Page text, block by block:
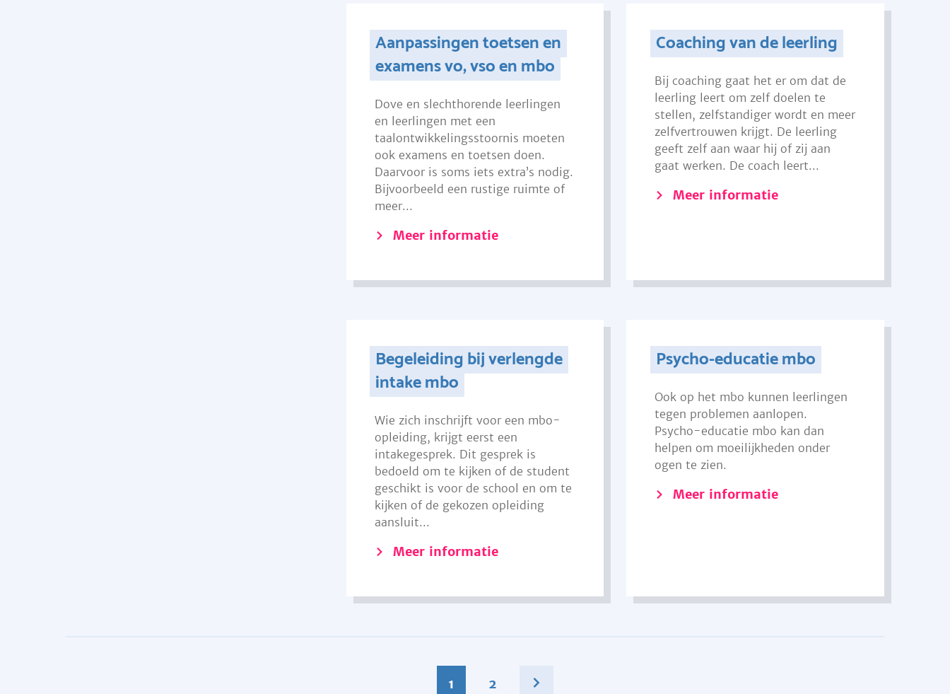
Aanpassingen toetsen en
examens vo, vso en mbo
Dove en slechthorende leerlingen
en leerlingen met een
taalontwikkelingsstoornis moeten
ook examens en toetsen doen.
Daarvoor is soms iets extra’s nodig.
Bijvoorbeeld een rustige ruimte of
meer...
Meer informatie
Coaching van de leerling
Bij coaching gaat het er om dat de
leerling leert om zelf doelen te
stellen, zelfstandiger wordt en meer
zelfvertrouwen krijgt. De leerling
geeft zelf aan waar hij of zij aan
gaat werken. De coach leert...
Meer informatie
Begeleiding bij verlengde
intake mbo
Wie zich inschrijft voor een mbo-
opleiding, krijgt eerst een
intakegesprek. Dit gesprek is
bedoeld om te kijken of de student
geschikt is voor de school en om te
kijken of de gekozen opleiding
aansluit...
Meer informatie
Psycho-educatie mbo
Ook op het mbo kunnen leerlingen
tegen problemen aanlopen.
Psycho-educatie mbo kan dan
helpen om moeilijkheden onder
ogen te zien.
Meer informatie
1 2